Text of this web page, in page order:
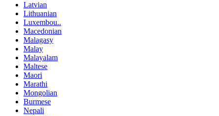
Latvian
Lithuanian
Luxembou..
Macedonian
Malagasy
Malay
Malayalam
Maltese
Maori
Marathi
Mongolian
Burmese
Nepali